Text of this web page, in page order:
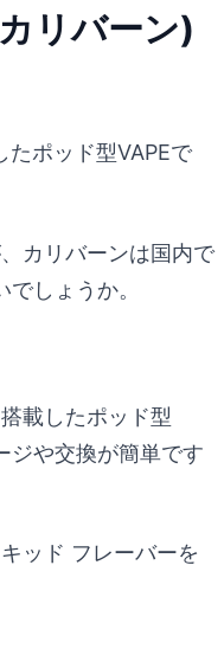
リバーン)
たポッド型VAPEで
カリバーンは国内で
しょうか。
載したポッド型
ジや交換が簡単です
ッド フレーバーを